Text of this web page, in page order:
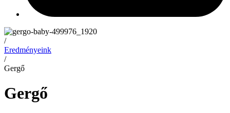
/
Eredményeink
/
Gergő
Gergő